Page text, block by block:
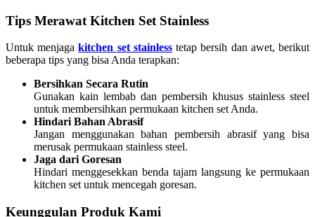
Tips Merawat Kitchen Set Stainless
Untuk menjagakitchen set stainlesstetap bersih dan awet, berikut
beberapa tips yang bisa Anda terapkan:
Bersihkan Secara Rutin
Gunakan kain lembab dan pembersih khusus stainless steel
untuk membersihkan permukaan kitchen set Anda.
Hindari Bahan Abrasif
Jangan menggunakan bahan pembersih abrasif yang bisa
merusak permukaan stainless steel.
Jaga dari Goresan
Hindari menggesekkan benda tajam langsung ke permukaan
kitchen set untuk mencegah goresan.
Keunggulan Produk Kami